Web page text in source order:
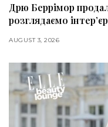
Дрю Беррімор
розглядаємо інтер’єр
AUGUST 3, 2026